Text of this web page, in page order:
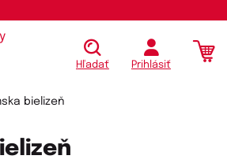
Hľadať Prihlásiť
bielizeň